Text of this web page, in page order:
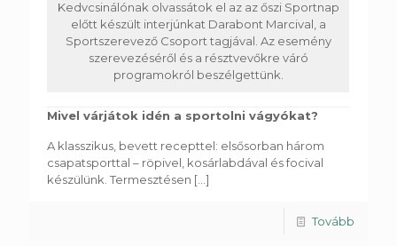
Kedvcsinálónak olvassátok el az az őszi Sportnap
előtt készült interjúnkat Darabont Marcival, a
Sportszerevező Csoport tagjával. Az esemény
szerevezéséről és a résztvevőkre váró
programokról beszélgettünk.
Mivel várjátok idén a sportolni vágyókat?
A klasszikus, bevett recepttel: elsősorban három
csapatsporttal – röpivel, kosárlabdával és focival
készülünk. Termesztésen [...]
Tovább